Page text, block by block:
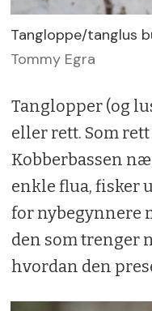
Tangloppe/tanglus
Tommy Egra
Tanglopper (og
eller rett. Som
Kobberbassen
enkle flua, fisker
for nybegynnere
den som trenger
hvordan den